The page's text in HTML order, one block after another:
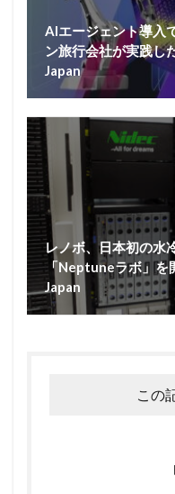
AIエージェント導入
ン旅行会社が実践し
Japan
レノボ、日本初の水
「Neptuneラボ」を
Japan
この